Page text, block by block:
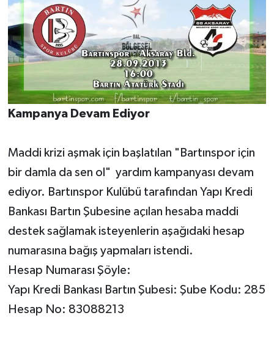
Kampanya Devam Ediyor
Maddi krizi aşmak için başlatılan "Bartınspor için
bir damla da sen ol" yardım kampanyası devam
ediyor. Bartınspor Kulübü tarafından Yapı Kredi
Bankası Bartın Şubesine açılan hesaba maddi
destek sağlamak isteyenlerin aşağıdaki hesap
numarasına bağış yapmaları istendi.
Hesap Numarası Şöyle:
Yapı Kredi Bankası Bartın Şubesi: Şube Kodu: 285
Hesap No: 83088213